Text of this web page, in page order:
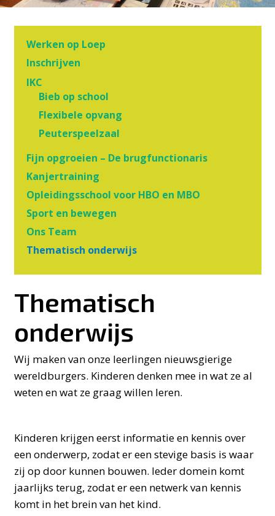
Werken op Loep
Inschrijven
IKC
Bieb op school
Flexibele opvang
Peuterspeelzaal
Fijn opgroeien – De brugfunctionaris
Kanjertraining
Opleidingsschool voor HBO en MBO
Sport en bewegen
Ons Team
Thematisch onderwijs
Thematisch
onderwijs
Wij maken van onze leerlingen nieuwsgierige
wereldburgers. Kinderen denken mee in wat ze al
weten en wat ze graag willen leren.
Kinderen krijgen eerst informatie en kennis over
een onderwerp, zodat er een stevige basis is waar
zij op door kunnen bouwen. Ieder domein komt
jaarlijks terug, zodat er een netwerk van kennis
komt in het brein van het kind.